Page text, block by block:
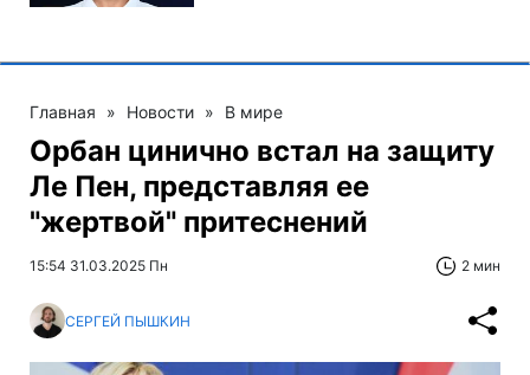
Главная » Новости » В мире
Орбан цинично встал на защиту
Ле Пен, представляя ее
"жертвой" притеснений
15:54 31.03.2025 Пн 2 мин
СЕРГЕЙ ПЫШКИН